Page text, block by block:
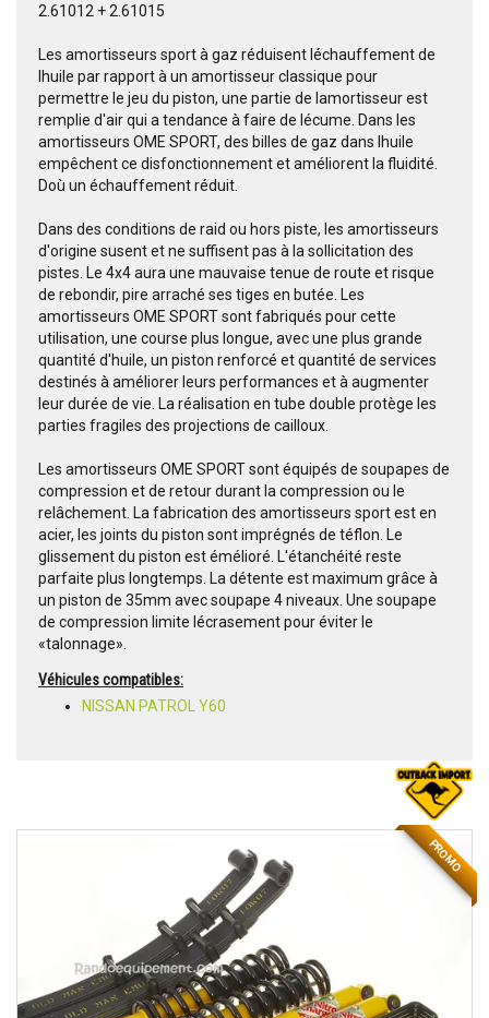
2.61012 + 2.61015
Les amortisseurs sport à gaz réduisent léchauffement de
lhuile par rapport à un amortisseur classique pour
permettre le jeu du piston, une partie de lamortisseur est
remplie d'air qui a tendance à faire de lécume. Dans les
amortisseurs OME SPORT, des billes de gaz dans lhuile
empêchent ce disfonctionnement et améliorent la fluidité.
Doù un échauffement réduit.
Dans des conditions de raid ou hors piste, les amortisseurs
d'origine susent et ne suffisent pas à la sollicitation des
pistes. Le 4x4 aura une mauvaise tenue de route et risque
de rebondir, pire arraché ses tiges en butée. Les
amortisseurs OME SPORT sont fabriqués pour cette
utilisation, une course plus longue, avec une plus grande
quantité d'huile, un piston renforcé et quantité de services
destinés à améliorer leurs performances et à augmenter
leur durée de vie. La réalisation en tube double protège les
parties fragiles des projections de cailloux.
Les amortisseurs OME SPORT sont équipés de soupapes de
compression et de retour durant la compression ou le
relâchement. La fabrication des amortisseurs sport est en
acier, les joints du piston sont imprégnés de téflon. Le
glissement du piston est émélioré. L'étanchéité reste
parfaite plus longtemps. La détente est maximum grâce à
un piston de 35mm avec soupape 4 niveaux. Une soupape
de compression limite lécrasement pour éviter le
«talonnage».
Véhicules compatibles:
NISSAN PATROL Y60
PROMO